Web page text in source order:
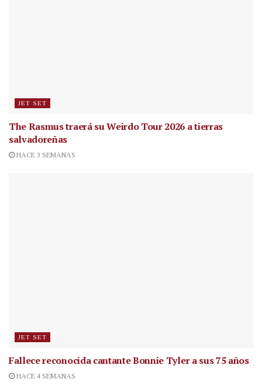
JET SET
The Rasmus traerá su Weirdo Tour 2026 a tierras
salvadoreñas
HACE 3 SEMANAS
JET SET
Fallece reconocida cantanteBonnie Tyler a sus 75 años
HACE 4 SEMANAS